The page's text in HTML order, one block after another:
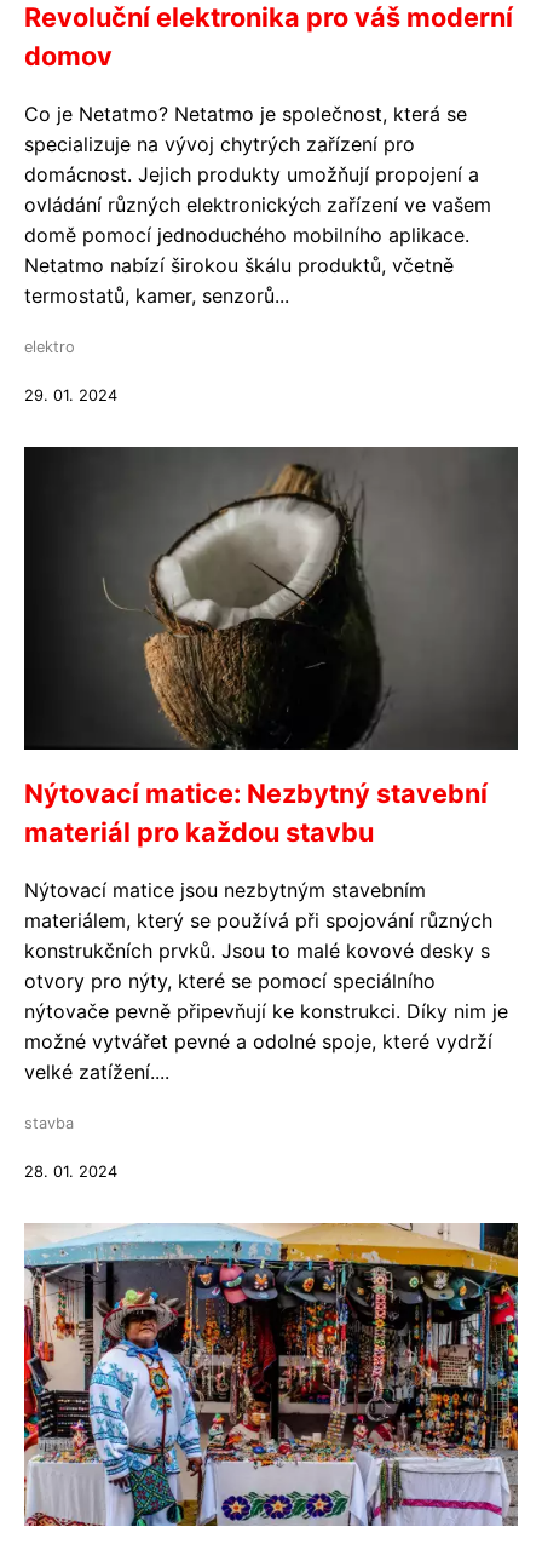
Revoluční elektronika pro váš moderní
domov
Co je Netatmo? Netatmo je společnost, která se
specializuje na vývoj chytrých zařízení pro
domácnost. Jejich produkty umožňují propojení a
ovládání různých elektronických zařízení ve vašem
domě pomocí jednoduchého mobilního aplikace.
Netatmo nabízí širokou škálu produktů, včetně
termostatů, kamer, senzorů...
elektro
29. 01. 2024
Nýtovací matice: Nezbytný stavební
materiál pro každou stavbu
Nýtovací matice jsou nezbytným stavebním
materiálem, který se používá při spojování různých
konstrukčních prvků. Jsou to malé kovové desky s
otvory pro nýty, které se pomocí speciálního
nýtovače pevně připevňují ke konstrukci. Díky nim je
možné vytvářet pevné a odolné spoje, které vydrží
velké zatížení....
stavba
28. 01. 2024